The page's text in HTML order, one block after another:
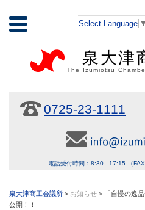
Select Language ▼
泉大津
The Izumiotsu
0725-23-1111
電話受付時間：8:30 - 17:15 （
泉大津商工会議所 > お知らせ > 「自慢の逸
公開！！